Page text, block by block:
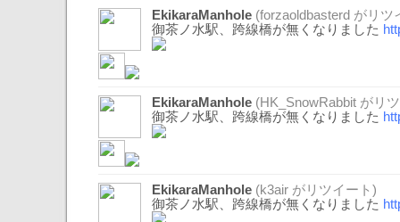
EkikaraManhole (forzaoldbasterd がリツ
御茶ノ水駅、跨線橋が無くなりました
EkikaraManhole (HK_SnowRabbit がリ
御茶ノ水駅、跨線橋が無くなりました
EkikaraManhole (k3air がリツイート)
御茶ノ水駅、跨線橋が無くなりました